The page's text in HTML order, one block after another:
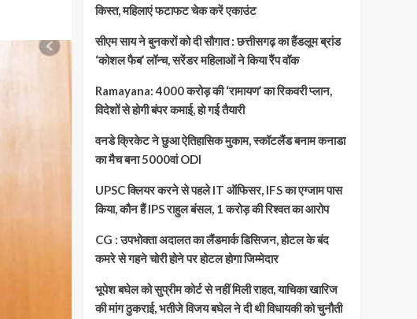
किस्त, महिलाएं फटाफट चेक करें एकाउंट
सीएम साय ने बुनकरों को दी सौगात : छत्तीसगढ़ का हैंडलूम ब्रांड
‘कोशल फैब’ लॉन्च, सरेंडर महिलाओं ने किया रैंप वॉक
Ramayana: 4000 करोड़ की ‘रामायण’ का रिकवरी प्लान,
विदेशों से होगी बंपर कमाई, हो गई तैयारी
वनडे क्रिकेट ने छुआ ऐतिहासिक मुकाम, स्कॉटलैंड बनाम कनाडा
का मैच बना 5000वां ODI
UPSC क्लियर करने से पहले IT ऑफिसर, IFS का एग्जाम पास
किया, कौन हैं IPS राहुल बंसल, 1 करोड़ की रिश्वत का आरोप
CG : उपभोक्ता अदालत का लैंडमार्क डिसिजन, होटल के बंद
कमरे से गहने चोरी होने पर होटल होगा जिम्मेदार
भूपेश बघेल को सुप्रीम कोर्ट से नहीं मिली राहत, याचिका खारिज
की मांग ठुकराई, भतीजे विजय बघेल ने दी थी विधायकी को चुनौती